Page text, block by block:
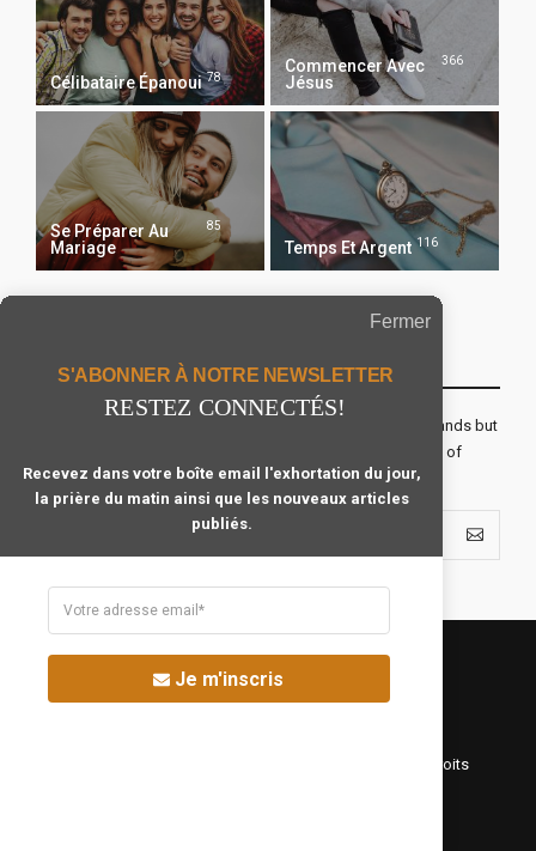
Célibataire Épanoui 78
Commencer Avec
Jésus
366
Se Préparer Au
Mariage
85
Temps Et Argent 116
The real voyage of discovery consists not in seeking new lands but
seeing with new eyes. All journeys have secret destinations of
which the traveler is unaware.
©Fréquence Chrétienne Production 2016-2025. Tous droits
Fermer
S'ABONNER À NOTRE NEWSLETTER
RESTEZ CONNECTÉS!
Recevez dans votre boîte email l'exhortation du jour,
la prière du matin ainsi que les nouveaux articles
publiés.
Je m'inscris